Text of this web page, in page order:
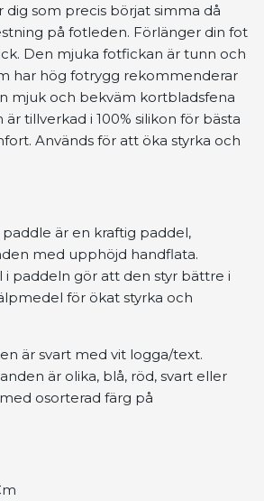
dig som precis börjat simma då
på fotleden. Förlänger din fot
Den mjuka fotfickan är tunn och
har hög fotrygg rekommenderar
mjuk och bekväm kortbladsfena
tillverkad i 100% silikon för bästa
Används för att öka styrka och
är en kraftig paddel,
med upphöjd handflata.
i paddeln gör att den styr bättre i
för ökat styrka och
är svart med vit logga/text.
är olika, blå, röd, svart eller
osorterad färg på